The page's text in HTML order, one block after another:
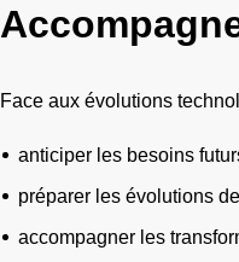
Face aux évolutions
anticiper les besoins
préparer les évolutions
accompagner les